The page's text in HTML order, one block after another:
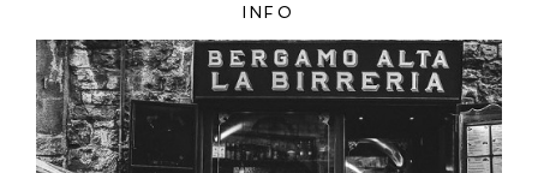
ZAMIEŚĆ KOMENTARZ
INFO